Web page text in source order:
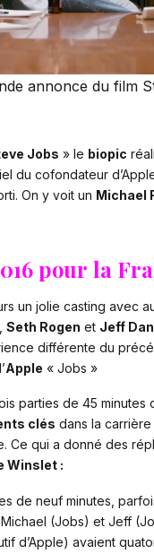
annonce du film
Jobs » le biopic
du cofondateur d’
On y voit un Michael
pour la
un jolie casting avec
Seth Rogen et Jeff
différente du
Apple « Jobs »
parties de 45 minutes
clés dans la
Ce qui a donné des
Winslet :
de neuf minutes,
(Jobs) et Jeff
d’Apple) avaient